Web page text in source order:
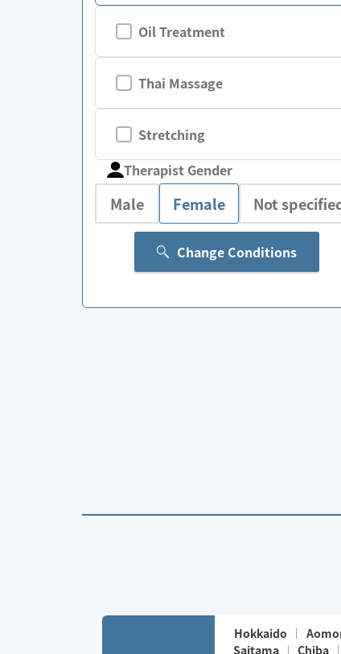
Oil Treatment
Thai Massage
Stretching
Therapist Gender
Male Female Not
Change Conditions
Hokkaido
Saitama
Chiba